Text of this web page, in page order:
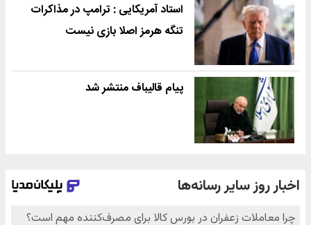
استاد آمریکایی : ترامپ در مذاکرات
تنگه هرمز اصلا بازی نیست
پیام قالیباف منتشر شد